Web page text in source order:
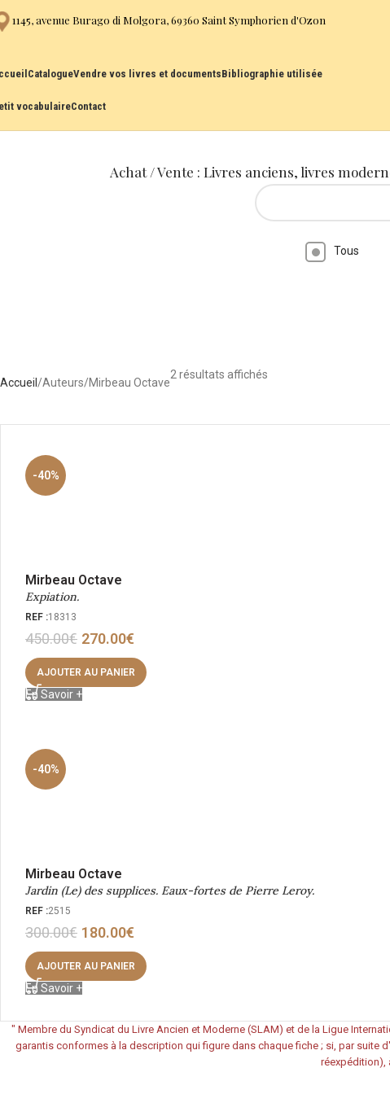
1145, avenue Burago di Molgora, 69360 Saint Symphorien d'Ozon
CatalogueVendre vos livres et documentsBibliographie utilisée
vocabulaireContact
Achat / Vente : Livres anciens, livres
Tous
Accueil Auteurs Mirbeau Octave
2 résultats affichés
-40%
Mirbeau Octave
Expiation.
REF :18313
450.00€ 270.00€
AJOUTER AU PANIER
En Savoir +
-40%
Mirbeau Octave
Jardin (Le) des supplices. Eaux-fortes de Pierre Leroy.
REF :2515
300.00€ 180.00€
AJOUTER AU PANIER
En Savoir +
" Membre du Syndicat du Livre Ancien et Moderne (SLAM) et de la Ligue
garantis conformes à la description qui figure dans chaque fiche ; si, par suite
réexpédition),